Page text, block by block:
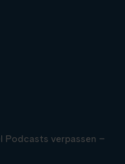
Podcasts verpassen –